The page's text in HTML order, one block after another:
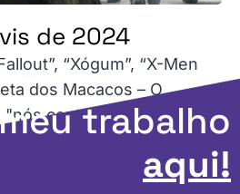
de 2024
“Xógum”, “X-Men
dos Macacos – O
"nós contra eles".trabalho
aqui!